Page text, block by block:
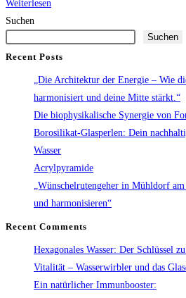
Weiterlesen
für
vielversprechendes
Gerät
Suchen
Suchen
Recent Posts
„Die Architektur der Energie – Wie
harmonisiert und deine Mitte stärkt.“
Die biophysikalische Synergie von
Borosilikat-Glasperlen: Dein
Wasser
Acrylpyramide
„Wünschelrutengeher in Mühldorf
und harmonisieren“
Recent Comments
Hexagonales Wasser: Der Schlüssel
Vitalität – Wasserwirbler und das
Ein natürlicher Immunbooster: